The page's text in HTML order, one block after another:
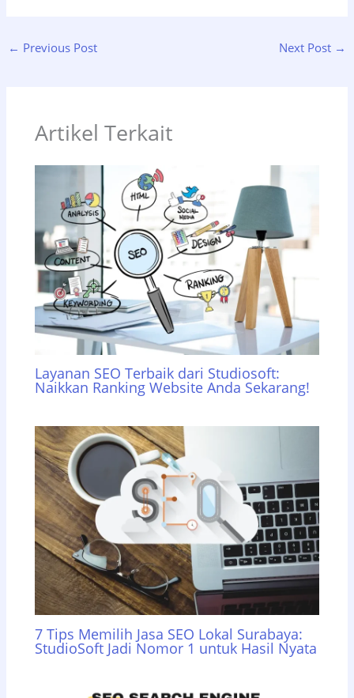
← Previous Post Next Post →
Artikel Terkait
Layanan SEO Terbaik dari Studiosoft:
Naikkan Ranking Website Anda Sekarang!
7 Tips Memilih Jasa SEO Lokal Surabaya:
StudioSoft Jadi Nomor 1 untuk Hasil Nyata